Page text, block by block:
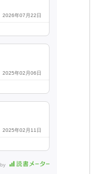
2026年07月22日
2025年02月06日
2025年02月11日